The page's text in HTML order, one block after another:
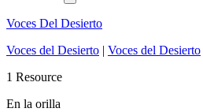
Voces Del Desierto
Voces del Desierto | Voces del Desierto
1 Resource
En la orilla